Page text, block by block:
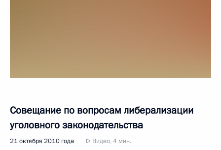
Совещание по вопросам либерализации
уголовного законодательства
21 октября 2010 года Видео, 4 мин.